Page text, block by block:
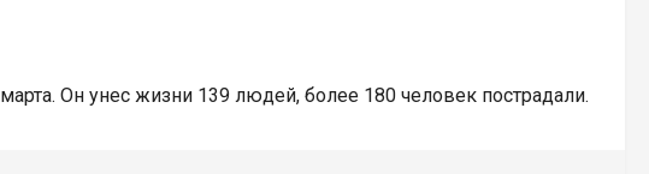
Он унес жизни 139 людей, более 180 человек пострадали.